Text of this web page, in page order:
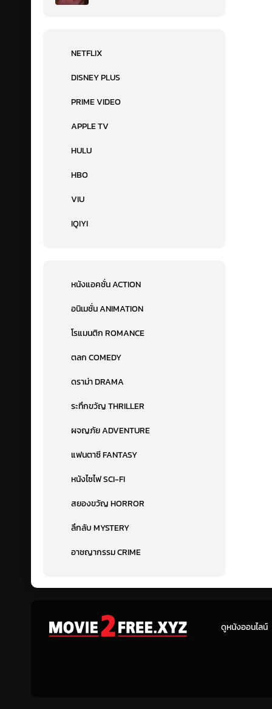
NETFLIX
DISNEY PLUS
PRIME VIDEO
APPLE TV
HULU
HBO
VIU
IQIYI
หนังแอคชั่น ACTION
อนิเมชั่น ANIMATION
โรแมนติก ROMANCE
ตลก COMEDY
ดราม่า DRAMA
ระทึกขวัญ THRILLER
ผจญภัย ADVENTURE
แฟนตาซี FANTASY
หนังไซไฟ SCI-FI
สยองขวัญ HORROR
ลึกลับ MYSTERY
อาชญากรรม CRIME
ดูหนังออนไลน์